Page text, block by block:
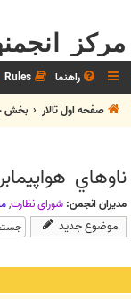
مرکز
راهنما Rules
صفحه اول تالار
بخش
ناوهاي هواپيمابر
مدیران انجمن: شوراي نظارت,
موضوع جدید